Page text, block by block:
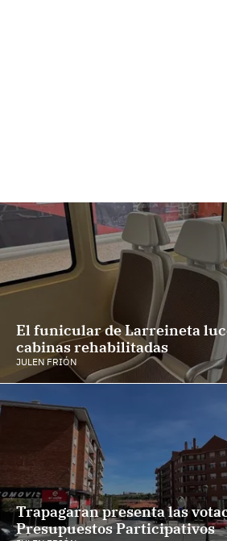
El funicular de Larreineta
cabinas rehabilitadas
JULEN FRIÓN
Trapagaran presenta las
Presupuestos Participativos